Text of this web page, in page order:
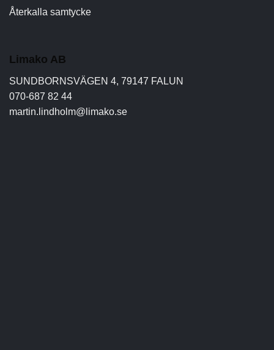
Återkalla samtycke
Limako AB
SUNDBORNSVÄGEN 4, 79147 FALUN
070-687 82 44
martin.lindholm@limako.se